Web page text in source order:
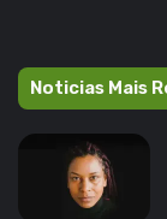
Noticias Mais